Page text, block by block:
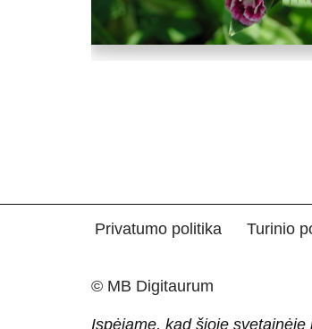
Privatumo politika Turinio
© MB Digitaurum
Įspėjame, kad šioje